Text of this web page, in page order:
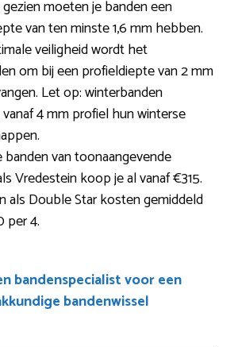
moeten je banden een
van ten minste 1,6 mm hebben.
veiligheid wordt het
om bij een profieldiepte van 2 mm
Let op: winterbanden
4 mm profiel hun winterse
banden van toonaangevende
Vredestein koop je al vanaf €315.
als Double Star kosten gemiddeld
per 4.
bandenspecialist voor een
bandenwissel